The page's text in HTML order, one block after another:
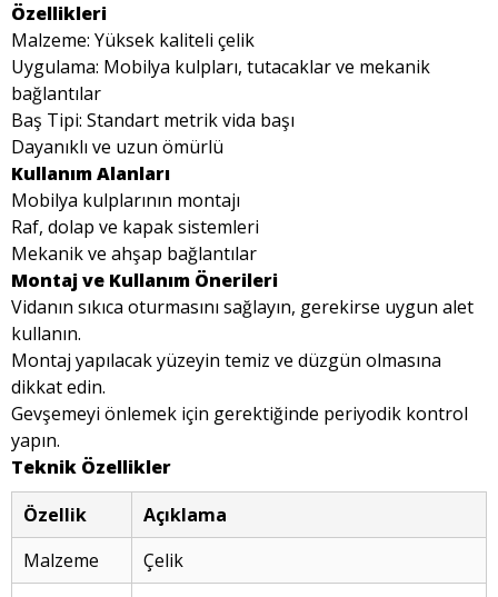
Özellikleri
Malzeme: Yüksek kaliteli çelik
Uygulama: Mobilya kulpları, tutacaklar ve mekanik
bağlantılar
Baş Tipi: Standart metrik vida başı
Dayanıklı ve uzun ömürlü
Kullanım Alanları
Mobilya kulplarının montajı
Raf, dolap ve kapak sistemleri
Mekanik ve ahşap bağlantılar
Montaj ve Kullanım Önerileri
Vidanın sıkıca oturmasını sağlayın, gerekirse uygun alet
kullanın.
Montaj yapılacak yüzeyin temiz ve düzgün olmasına
dikkat edin.
Gevşemeyi önlemek için gerektiğinde periyodik kontrol
yapın.
Teknik Özellikler
Özellik
Açıklama
Malzeme
Çelik